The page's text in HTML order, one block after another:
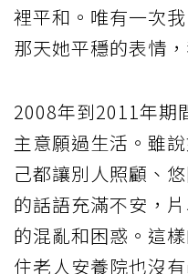
裡平和。唯有一次
那天她平穩的表情
2008年到2011年期
主意願過生活。雖
己都讓別人照顧、
的話語充滿不安，
的混亂和困惑。這
住老人安養院也沒